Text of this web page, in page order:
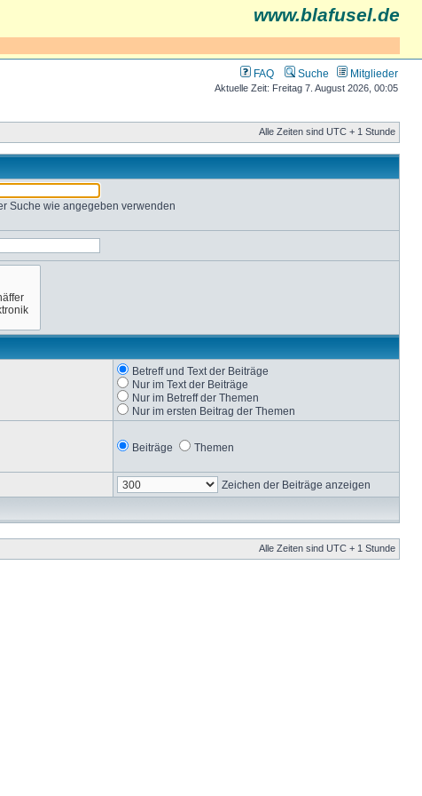
www.blafusel.de
FAQ Suche Mitglieder
Aktuelle Zeit: Freitag 7. August 2026, 00:05
Alle Zeiten sind UTC + 1 Stunde
Suche wie angegeben verwenden
Betreff und Text der Beiträge
Nur im Text der Beiträge
Nur im Betreff der Themen
Nur im ersten Beitrag der Themen
Beiträge Themen
Zeichen der Beiträge anzeigen
Alle Zeiten sind UTC + 1 Stunde